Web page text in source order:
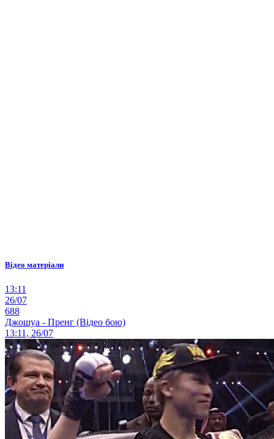
Відео матеріали
13:11
26/07
688
Джошуа - Пренг (Відео бою)
13:11, 26/07